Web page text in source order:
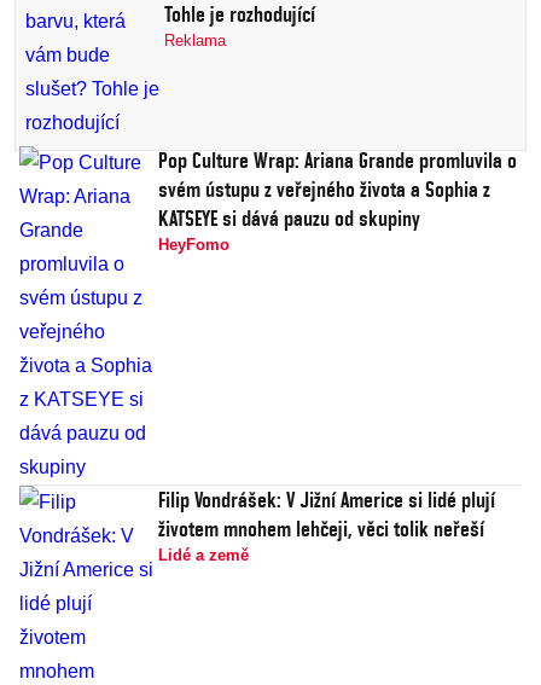
Tohle je rozhodující
Reklama
Pop Culture Wrap: Ariana Grande promluvila o
svém ústupu z veřejného života a Sophia z
KATSEYE si dává pauzu od skupiny
HeyFomo
Filip Vondrášek: V Jižní Americe si lidé plují
životem mnohem lehčeji, věci tolik neřeší
Lidé a země